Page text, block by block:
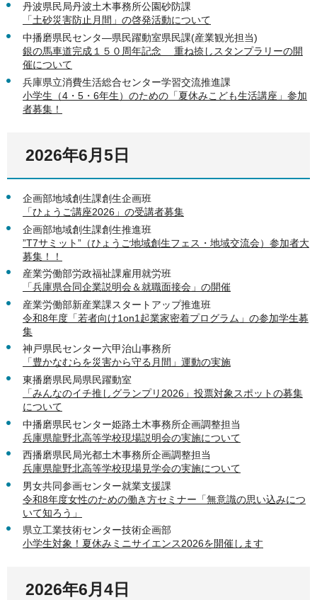
丹波県民局丹波土木事務所公園砂防課
「土砂災害防止月間」の啓発活動について
中播磨県民センタ―県民躍動室県民課(産業観光担当)
銀の馬車道完成１５０周年記念 重ね捺しスタンプラリーの開
催について
兵庫県立消費生活総合センター学習交流推進課
小学生（4・5・6年生）のための「夏休みこども生活講座」参加
者募集！
2026年6月5日
企画部地域創生課創生企画班
「ひょうご講座2026」の受講者募集
企画部地域創生課創生推進班
”T7サミット”（ひょうご地域創生フェス・地域交流会）参加者大
募集！！
産業労働部労政福祉課雇用就労班
「兵庫県合同企業説明会＆就職面接会」の開催
産業労働部新産業課スタートアップ推進班
令和8年度「若者向け1on1起業家密着プログラム」の参加学生募
集
神戸県民センター六甲治山事務所
「豊かなむらを災害から守る月間」運動の実施
東播磨県民局県民躍動室
「みんなのイチ推しグランプリ2026」投票対象スポットの募集
について
中播磨県民センター姫路土木事務所企画調整担当
兵庫県龍野北高等学校現場説明会の実施について
西播磨県民局光都土木事務所企画調整担当
兵庫県龍野北高等学校現場見学会の実施について
男女共同参画センター就業支援課
令和8年度女性のための働き方セミナー「無意識の思い込みにつ
いて知ろう」
県立工業技術センター技術企画部
小学生対象！夏休みミニサイエンス2026を開催します
2026年6月4日